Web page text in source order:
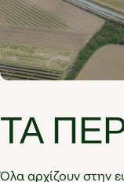
ΤΑ
Όλα αρχίζουν στην